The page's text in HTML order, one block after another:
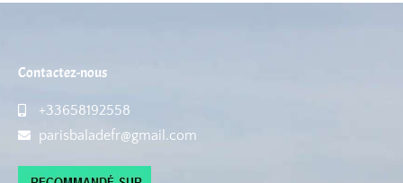
Contactez-nous
+33658192558
parisbaladefr@gmail.com